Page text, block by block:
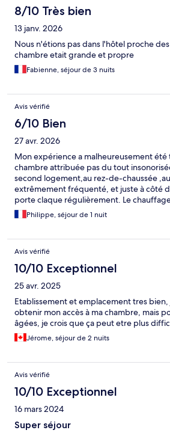
8/10 Très bien
13 janv. 2026
Nous n'étions pas dans l'hôtel proche
chambre etait grande et propre
Fabienne, séjour de 3 nuits
Avis vérifié
6/10 Bien
27 avr. 2026
Mon expérience a malheureusement été
chambre attribuée pas du tout
second logement,au rez-de-chaussée
extrêmement fréquenté, et juste à côté
porte claque régulièrement. Le
lumineux très puissant qui éclaire toute la
rendant le sommeil difficile. Les coussins,
j’aurais dû tenir compte des avis déjà
également été compliquée, même si une
fini par répondre au téléphone, ce qui a
soit encore plus problématique. Petit-
sympathique avec une jolie vue et un
Philippe, séjour de 1 nuit
Avis vérifié
10/10 Exceptionnel
25 avr. 2025
Etablissement et emplacement tres bien,
obtenir mon accès à ma chambre, mais
âgées, je crois que ça peut etre plus
Jérome, séjour de 2 nuits
Avis vérifié
10/10 Exceptionnel
16 mars 2024
Super séjour